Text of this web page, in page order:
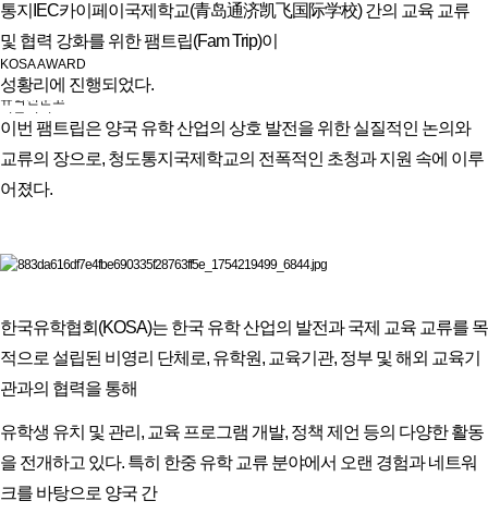
기업회원
학교인증제란
KOSA AWARD
유학프로그램
유학신문고
커뮤니티
언론보도
회원서비스
통지IEC카이페이국제학교(青岛通济凯飞国际学校) 간의 교육 교류
및 협력 강화를 위한 팸트립(Fam Trip)이
성황리에 진행되었다.
이번 팸트립은 양국 유학 산업의 상호 발전을 위한 실질적인 논의와
교류의 장으로, 청도통지국제학교의 전폭적인 초청과 지원 속에 이루
어졌다.
한국유학협회(KOSA)는 한국 유학 산업의 발전과 국제 교육 교류를 목
적으로 설립된 비영리 단체로, 유학원, 교육기관, 정부 및 해외 교육기
관과의 협력을 통해
유학생 유치 및 관리, 교육 프로그램 개발, 정책 제언 등의 다양한 활동
을 전개하고 있다. 특히 한중 유학 교류 분야에서 오랜 경험과 네트워
크를 바탕으로 양국 간